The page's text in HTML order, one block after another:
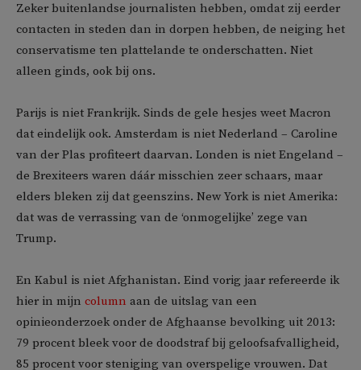
Zeker buitenlandse journalisten hebben, omdat zij eerder
contacten in steden dan in dorpen hebben, de neiging het
conservatisme ten plattelande te onderschatten. Niet
alleen ginds, ook bij ons.
Parijs is niet Frankrijk. Sinds de gele hesjes weet Macron
dat eindelijk ook. Amsterdam is niet Nederland – Caroline
van der Plas profiteert daarvan. Londen is niet Engeland –
de Brexiteers waren dáár misschien zeer schaars, maar
elders bleken zij dat geenszins. New York is niet Amerika:
dat was de verrassing van de ‘onmogelijke’ zege van
Trump.
En Kabul is niet Afghanistan. Eind vorig jaar refereerde ik
hier in mijn column aan de uitslag van een
opinieonderzoek onder de Afghaanse bevolking uit 2013:
79 procent bleek voor de doodstraf bij geloofsafvalligheid,
85 procent voor steniging van overspelige vrouwen. Dat